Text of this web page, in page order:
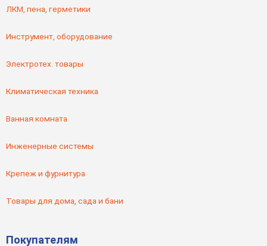
ЛКМ, пена, герметики
Инструмент, оборудование
Электротех. товары
Климатическая техника
Ванная комната
Инженерные системы
Крепеж и фурнитура
Товары для дома, сада и бани
Покупателям